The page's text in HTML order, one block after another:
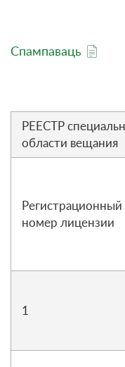
Спампаваць
РЕЕСТР
области вещания
Регистрационный
номер лицензии
1